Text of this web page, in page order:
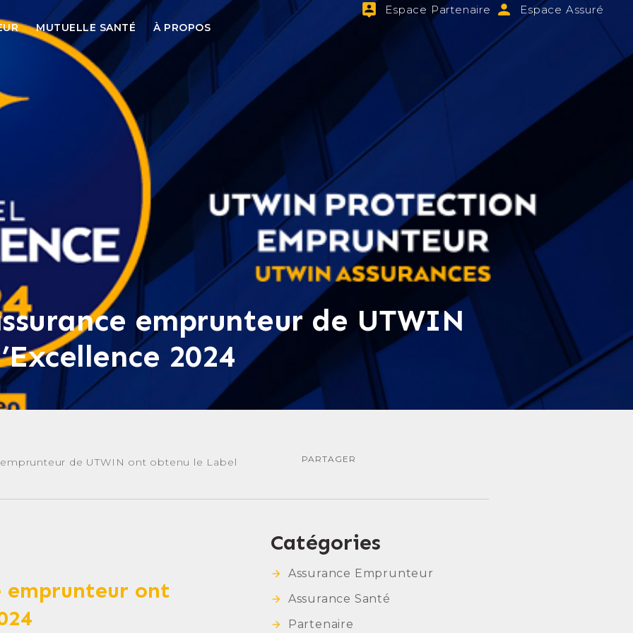
MUTUELLE SANTÉ À PROPOS
Espace Partenaire Espace Assuré
emprunteur de UTWIN
2024
de UTWIN ont obtenu le Label
PARTAGER
emprunteur ont
Catégories
Assurance Emprunteur
Assurance Santé
Partenaire